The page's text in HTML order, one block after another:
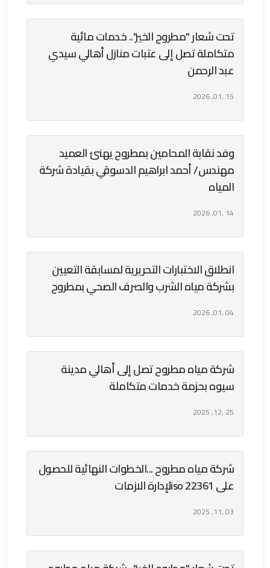
تحت شعار "مطروح الخير".. خدمات مائية
متكاملة تصل إلى عتبات منازل أهالي سيدي
عبد الرحمن
15 ,01, 2026
وفد نقابة المحامين بمطروح يهنئ العميد
مهندس/ أحمد ابراهيم الدسوقي بقيادة شركة
المياه
14 ,01, 2026
انطلاق الاختبارات التحريرية لمسابقة التعيين
بشركة مياه الشرب والصرف الصحي بمطروح
04 ,01, 2026
شركة مياه مطروح تصل إلى أهالي مدينة
سيوه بحزمة خدمات متكاملة
25 ,12, 2025
شركة مياه مطروح ...الخطوات النهائية للحصول
على iso 22361لإدارة الازمات
03 ,11, 2025